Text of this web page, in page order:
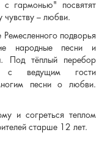
гармонью" посвятят
– любви.
подворья
народные песни и
Под тёплый перебор
с ведущим гости
песни о любви.
и согреться теплом
старше 12 лет.